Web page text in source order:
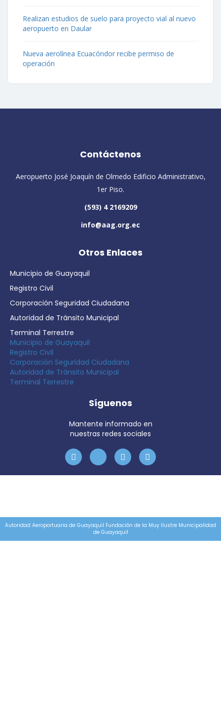
Realizan estudios de suelo para proyecto vial al nuevo
aeropuerto en Daular
Nueva aerolínea Ecuacóndor recibe permiso de
operación
Contáctenos
Aeropuerto José Joaquín de Olmedo Edificio Administrativo,
1er Piso.
(593) 4 2169209
info@aag.org.ec
Otros Enlaces
Municipio de Guayaquil
Registro Civil
Corporación Seguridad Ciudadana
Autoridad de Tránsito Municipal
Terminal Terrestre
Municipio de Guayaquil
Registro Civil
Corporación Seguridad Ciudadana
Autoridad de Tránsito Municipal
Terminal Terrestre
Síguenos
Mantente informado en
nuestras redes sociales
Autoridad Aeroportuaria de Guayaquil Fundación de la Muy Ilustre Municipalidad
de Guayaquil